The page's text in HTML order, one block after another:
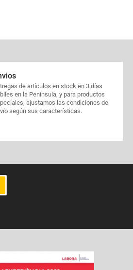
de artículos en stock en 3 días
en la Península, y para productos
ajustamos las condiciones de
según sus características.